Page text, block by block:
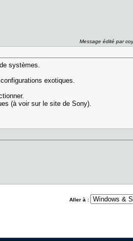
Message édité par
systèmes.
exotiques.
(à voir sur le site de Sony).
Aller à :